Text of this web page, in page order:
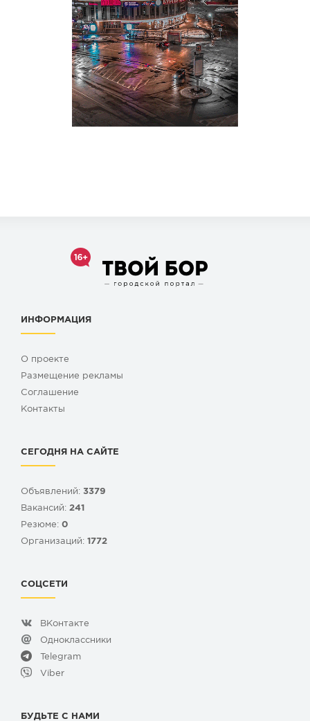
ИНФОРМАЦИЯ
О проекте
Размещение рекламы
Cоглашение
Контакты
СЕГОДНЯ НА САЙТЕ
Объявлений: 3379
Вакансий: 241
Резюме: 0
Организаций: 1772
СОЦСЕТИ
ВКонтакте
Одноклассники
Telegram
Viber
БУДЬТЕ С НАМИ